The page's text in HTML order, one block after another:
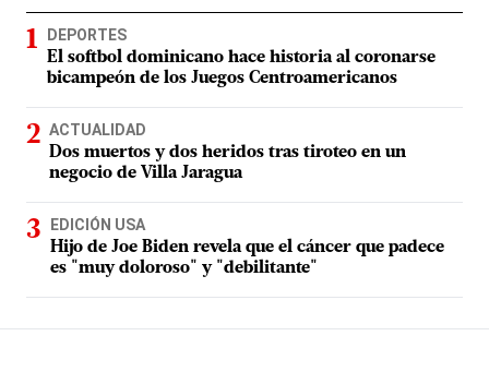
DEPORTES
El softbol dominicano hace historia al coronarse
bicampeón de los Juegos Centroamericanos
ACTUALIDAD
Dos muertos y dos heridos tras tiroteo en un
negocio de Villa Jaragua
EDICIÓN USA
Hijo de Joe Biden revela que el cáncer que padece
es "muy doloroso" y "debilitante"